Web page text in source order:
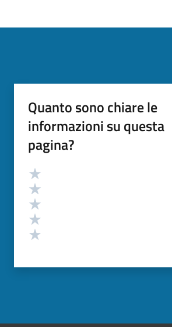
Quanto sono chiare le
informazioni su questa
pagina?
Valutazione